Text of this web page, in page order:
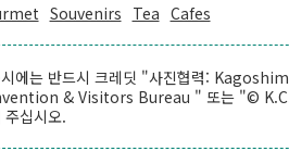
Souvenirs Tea Cafes
에는 반드시 크레딧 "사진협력:
& Visitors Bureau " 또는 "©
주십시오.